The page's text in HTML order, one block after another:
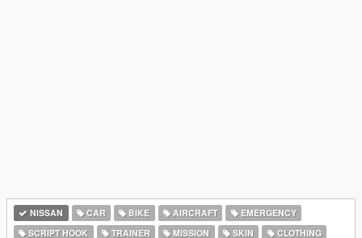
NISSAN CAR BIKE AIRCRAFT
EMERGENCY
SCRIPT HOOK
TRAINER MISSION SKIN
CLOTHING